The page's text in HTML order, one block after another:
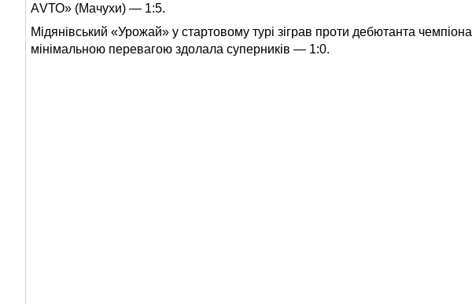
АVТО» (Мачухи) — 1:5.
Мідянівський «Урожай» у стартовому турі зіграв проти дебютанта
мінімальною перевагою здолала суперників — 1:0.